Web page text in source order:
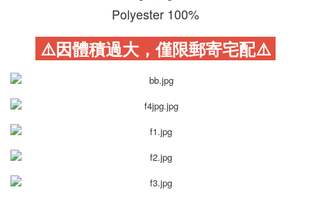
Polyester 100%
⚠️因體積過大，僅限郵寄宅配⚠️